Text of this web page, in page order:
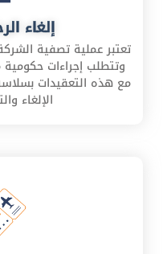
إلغاء
تعتبر عملية تصفية
وتتطلب إجراءات حكومية
مع هذه التعقيدات
الإلغاء